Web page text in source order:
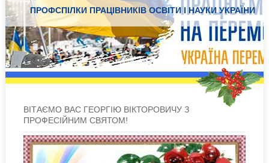
Документація
Електронний вісник
Новини Профспілки
Проекти
ПРОФСПІЛКИ ПРАЦІВНИКІВ ОСВІТИ І НАУКИ УКРАЇНИ
ВІТАЄМО ВАС ГЕОРГІЮ ВІКТОРОВИЧУ З
ПРОФЕСІЙНИМ СВЯТОМ!